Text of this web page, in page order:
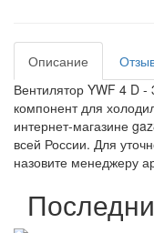
Описание
Вентилятор YWF 4 D
компонент для
интернет-магазине
всей России. Для
назовите менеджеру